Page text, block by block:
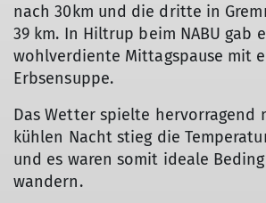
nach 30km und die dritte in
39 km. In Hiltrup beim NABU gab
wohlverdiente Mittagspause mit
Erbsensuppe.
Das Wetter spielte hervorragend
kühlen Nacht stieg die
und es waren somit ideale
wandern.